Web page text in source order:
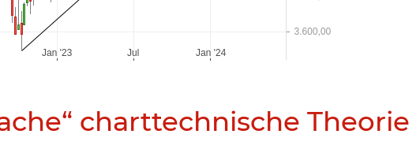
charttechnische Theorie